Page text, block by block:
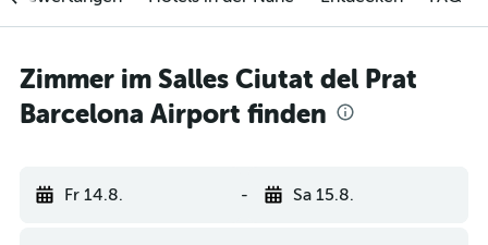
Zimmer im Salles Ciutat del Prat
Barcelona Airport finden
Fr 14.8. - Sa 15.8.